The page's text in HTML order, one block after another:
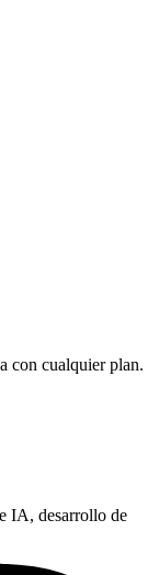
con cualquier plan.
IA, desarrollo de